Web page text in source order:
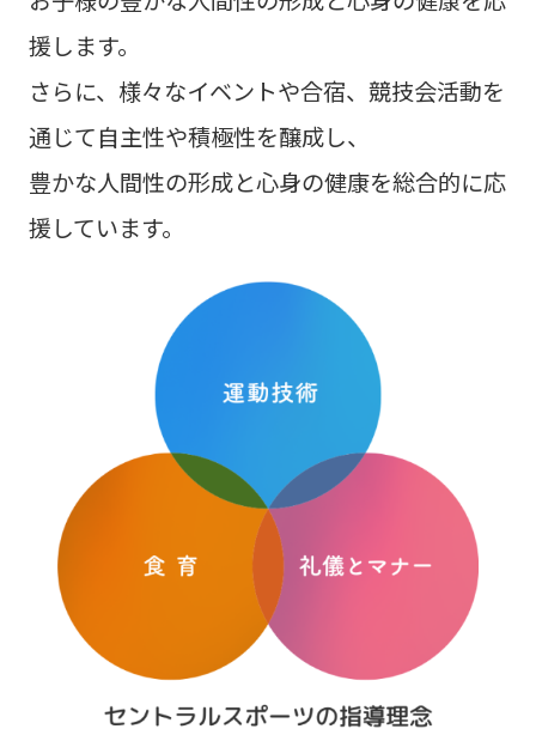
援します。
さらに、様々なイベントや合宿、競技会活動を
通じて自主性や積極性を醸成し、
豊かな人間性の形成と心身の健康を総合的に応
援しています。